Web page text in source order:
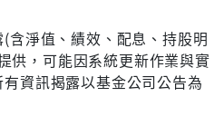
含淨值、績效、配息、持股明
供，可能因系統更新作業與實
資訊揭露以基金公司公告為